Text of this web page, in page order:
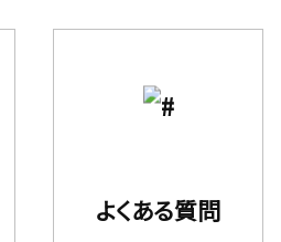
よくある質問